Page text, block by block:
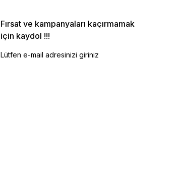
Fırsat ve kampanyaları kaçırmamak
için kaydol !!!
Lütfen e-mail adresinizi giriniz